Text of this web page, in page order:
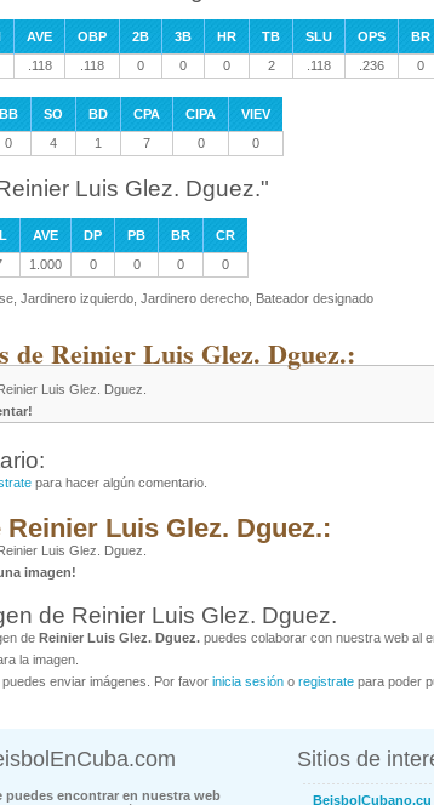
AVE OBP 2B 3B HR TB SLU OPS BR
.118 .118 0 0 0 2 .118 .236 0
BB SO BD CPA CIPA
VIEV
0 4 1 7 0 0
Luis Glez. Dguez."
AVE DP PB BR
CR
1.000 0 0 0 0
Jardinero izquierdo, Jardinero derecho, Bateador designado
de Reinier Luis Glez. Dguez.:
Luis Glez. Dguez.
para hacer algún comentario.
Reinier Luis Glez. Dguez.:
Luis Glez. Dguez.
imagen!
de Reinier Luis Glez. Dguez.
de Reinier Luis Glez. Dguez. puedes colaborar con nuestra web al
la imagen.
enviar imágenes. Por favor inicia sesión o registrate para poder
puedes encontrar en nuestra web
Sitios de
BeisbolCubano.cu